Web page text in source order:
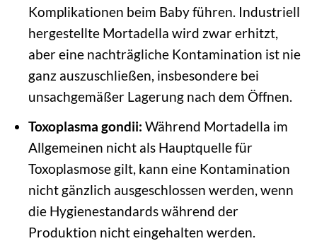
Komplikationen beim Baby führen. Industriell
hergestellte Mortadella wird zwar erhitzt,
aber eine nachträgliche Kontamination ist nie
ganz auszuschließen, insbesondere bei
unsachgemäßer Lagerung nach dem Öffnen.
Toxoplasma gondii: Während Mortadella im
Allgemeinen nicht als Hauptquelle für
Toxoplasmose gilt, kann eine Kontamination
nicht gänzlich ausgeschlossen werden, wenn
die Hygienestandards während der
Produktion nicht eingehalten werden.